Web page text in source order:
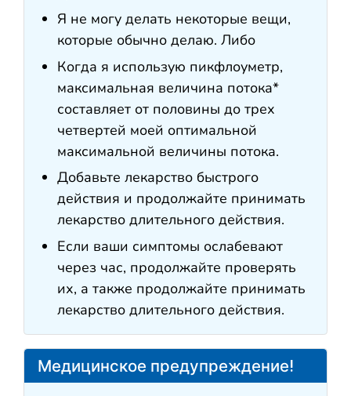
Я не могу делать некоторые вещи,
которые обычно делаю. Либо
Когда я использую пикфлоуметр,
максимальная величина потока*
составляет от половины до трех
четвертей моей оптимальной
максимальной величины потока.
Добавьте лекарство быстрого
действия и продолжайте принимать
лекарство длительного действия.
Если ваши симптомы ослабевают
через час, продолжайте проверять
их, а также продолжайте принимать
лекарство длительного действия.
Медицинское предупреждение!